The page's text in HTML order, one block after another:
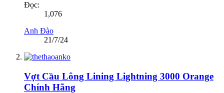
Đọc:
1,076
Anh Đào
21/7/24
Vợt Cầu Lông Lining Lightning 3000 Orange
Chính Hãng